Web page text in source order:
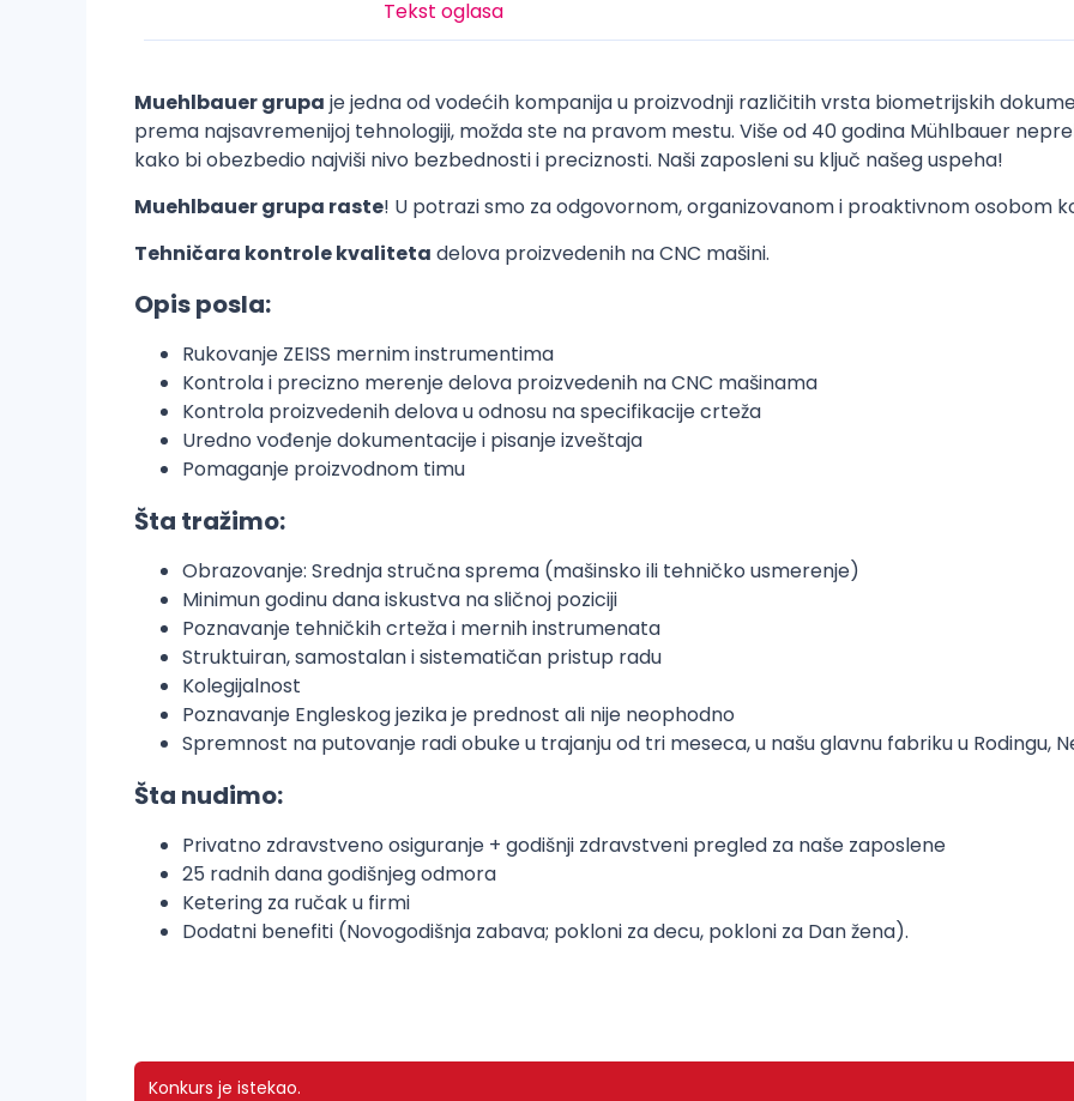
Tekst oglasa
Muehlbauer grupa je jedna od vodećih kompanija u proizvodnji različitih vrsta biometrijskih
prema najsavremenijoj tehnologiji, možda ste na pravom mestu. Više od 40 godina Mühlbauer
kako bi obezbedio najviši nivo bezbednosti i preciznosti. Naši zaposleni su ključ našeg uspeha!
Muehlbauer grupa raste! U potrazi smo za odgovornom, organizovanom i proaktivnom osobom
Tehničara kontrole kvaliteta delova proizvedenih na CNC mašini.
Opis posla:
Rukovanje ZEISS mernim instrumentima
Kontrola i precizno merenje delova proizvedenih na CNC mašinama
Kontrola proizvedenih delova u odnosu na specifikacije crteža
Uredno vođenje dokumentacije i pisanje izveštaja
Pomaganje proizvodnom timu
Šta tražimo:
Obrazovanje: Srednja stručna sprema (mašinsko ili tehničko usmerenje)
Minimun godinu dana iskustva na sličnoj poziciji
Poznavanje tehničkih crteža i mernih instrumenata
Struktuiran, samostalan i sistematičan pristup radu
Kolegijalnost
Poznavanje Engleskog jezika je prednost ali nije neophodno
Spremnost na putovanje radi obuke u trajanju od tri meseca, u našu glavnu fabriku u Rodingu,
Šta nudimo:
Privatno zdravstveno osiguranje + godišnji zdravstveni pregled za naše zaposlene
25 radnih dana godišnjeg odmora
Ketering za ručak u firmi
Dodatni benefiti (Novogodišnja zabava; pokloni za decu, pokloni za Dan žena).
Konkurs je istekao.